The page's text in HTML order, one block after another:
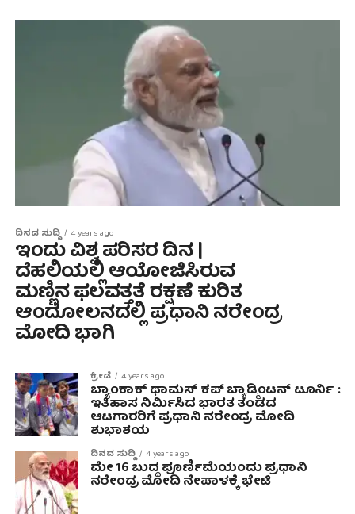
ದಿನದ ಸುದ್ದಿ 4 years ago
ಇಂದು ವಿಶ್ವ ಪರಿಸರ ದಿನ |
ದೆಹಲಿಯಲ್ಲಿ ಆಯೋಜಿಸಿರುವ
ಮಣ್ಣಿನ ಫಲವತ್ತತೆ ರಕ್ಷಣೆ ಕುರಿತ
ಆಂದೋಲನದಲ್ಲಿ ಪ್ರಧಾನಿ ನರೇಂದ್ರ
ಮೋದಿ ಭಾಗಿ
ಕ್ರೀಡೆ 4 years ago
ಬ್ಯಾಂಕಾಕ್‌ ಥಾಮಸ್ ಕಪ್ ಬ್ಯಾಡ್ಮಿಂಟನ್ ಟೂರ್ನಿ :
ಇತಿಹಾಸ ನಿರ್ಮಿಸಿದ ಭಾರತ ತಂಡದ
ಆಟಗಾರರಿಗೆ ಪ್ರಧಾನಿ ನರೇಂದ್ರ ಮೋದಿ
ಶುಭಾಶಯ
ದಿನದ ಸುದ್ದಿ 4 years ago
ಮೇ 16 ಬುದ್ಧ ಪೂರ್ಣಿಮೆಯಂದು ಪ್ರಧಾನಿ
ನರೇಂದ್ರ ಮೋದಿ ನೇಪಾಳಕ್ಕೆ ಭೇಟಿ